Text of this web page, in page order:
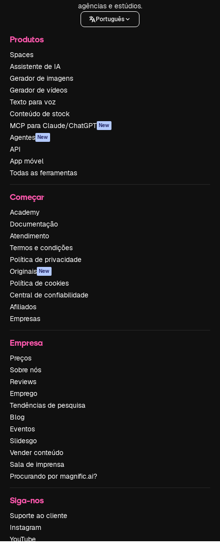
agências e estúdios.
Português
Produtos
Spaces
Assistente de IA
Gerador de imagens
Gerador de vídeos
Texto para voz
Conteúdo de stock
MCP para Claude/ChatGPT New
Agentes New
API
App móvel
Todas as ferramentas
Começar
Academy
Documentação
Atendimento
Termos e condições
Política de privacidade
Originais New
Política de cookies
Central de confiabilidade
Afiliados
Empresas
Empresa
Preços
Sobre nós
Reviews
Emprego
Tendências de pesquisa
Blog
Eventos
Slidesgo
Vender conteúdo
Sala de imprensa
Procurando por magnific.ai?
Siga-nos
Suporte ao cliente
Instagram
YouTube